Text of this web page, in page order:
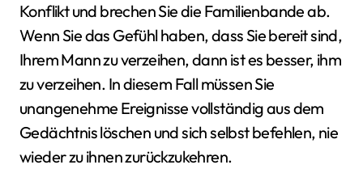
Konflikt und brechen Sie die Familienbande ab.
Wenn Sie das Gefühl haben, dass Sie bereit sind,
Ihrem Mann zu verzeihen, dann ist es besser, ihm
zu verzeihen. In diesem Fall müssen Sie
unangenehme Ereignisse vollständig aus dem
Gedächtnis löschen und sich selbst befehlen, nie
wieder zu ihnen zurückzukehren.